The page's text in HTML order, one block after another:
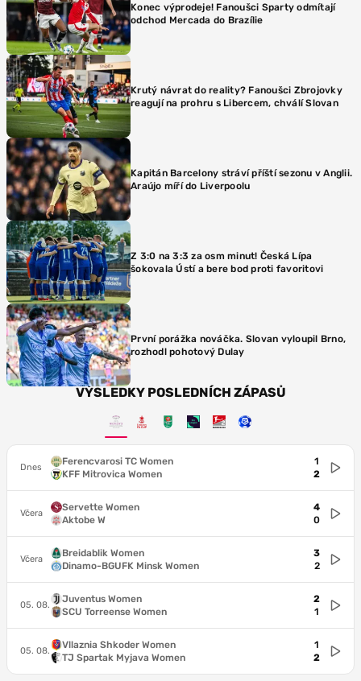
Konec výprodeje! Fanoušci Sparty odmítají
odchod Mercada do Brazílie
Krutý návrat do reality? Fanoušci Zbrojovky
reagují na prohru s Libercem, chválí Slovan
Kapitán Barcelony stráví příští sezonu v Anglii.
Araújo míří do Liverpoolu
Z 3:0 na 3:3 za osm minut! Česká Lípa
šokovala Ústí a bere bod proti favoritovi
První porážka nováčka. Slovan vyloupil Brno,
rozhodl pohotový Dulay
VÝSLEDKY POSLEDNÍCH ZÁPASŮ
Dnes
Ferencvarosi TC Women
KFF Mitrovica Women
1
2
Včera
Servette Women
Aktobe W
4
0
Včera
Breidablik Women
Dinamo-BGUFK Minsk Women
3
2
05. 08.
Juventus Women
SCU Torreense Women
2
1
05. 08.
Vllaznia Shkoder Women
TJ Spartak Myjava Women
1
2